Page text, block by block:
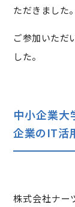
ただきました。
ご参加いただ
した。
中小企業大
企業のIT活
株式会社ナー